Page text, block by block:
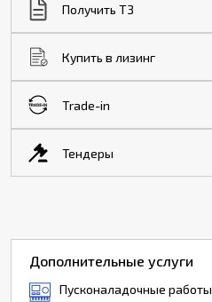
Получить ТЗ
Купить в лизинг
Trade-in
Тендеры
Дополнительные услуги
Пусконаладочные работы